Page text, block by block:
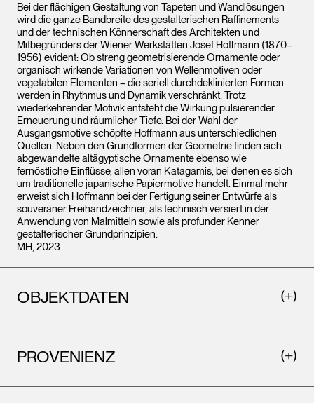
Bei der flächigen Gestaltung von Tapeten und Wandlösungen
wird die ganze Bandbreite des gestalterischen Raffinements
und der technischen Könnerschaft des Architekten und
Mitbegründers der Wiener Werkstätten Josef Hoffmann (1870–
1956) evident: Ob streng geometrisierende Ornamente oder
organisch wirkende Variationen von Wellenmotiven oder
vegetabilen Elementen – die seriell durchdeklinierten Formen
werden in Rhythmus und Dynamik verschränkt. Trotz
wiederkehrender Motivik entsteht die Wirkung pulsierender
Erneuerung und räumlicher Tiefe. Bei der Wahl der
Ausgangsmotive schöpfte Hoffmann aus unterschiedlichen
Quellen: Neben den Grundformen der Geometrie finden sich
abgewandelte altägyptische Ornamente ebenso wie
fernöstliche Einflüsse, allen voran Katagamis, bei denen es sich
um traditionelle japanische Papiermotive handelt. Einmal mehr
erweist sich Hoffmann bei der Fertigung seiner Entwürfe als
souveräner Freihandzeichner, als technisch versiert in der
Anwendung von Malmitteln sowie als profunder Kenner
gestalterischer Grundprinzipien.
MH, 2023
OBJEKTDATEN
PROVENIENZ